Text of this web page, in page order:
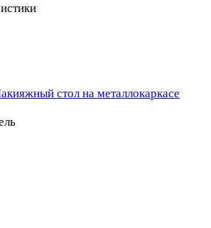
стол на металлокаркасе